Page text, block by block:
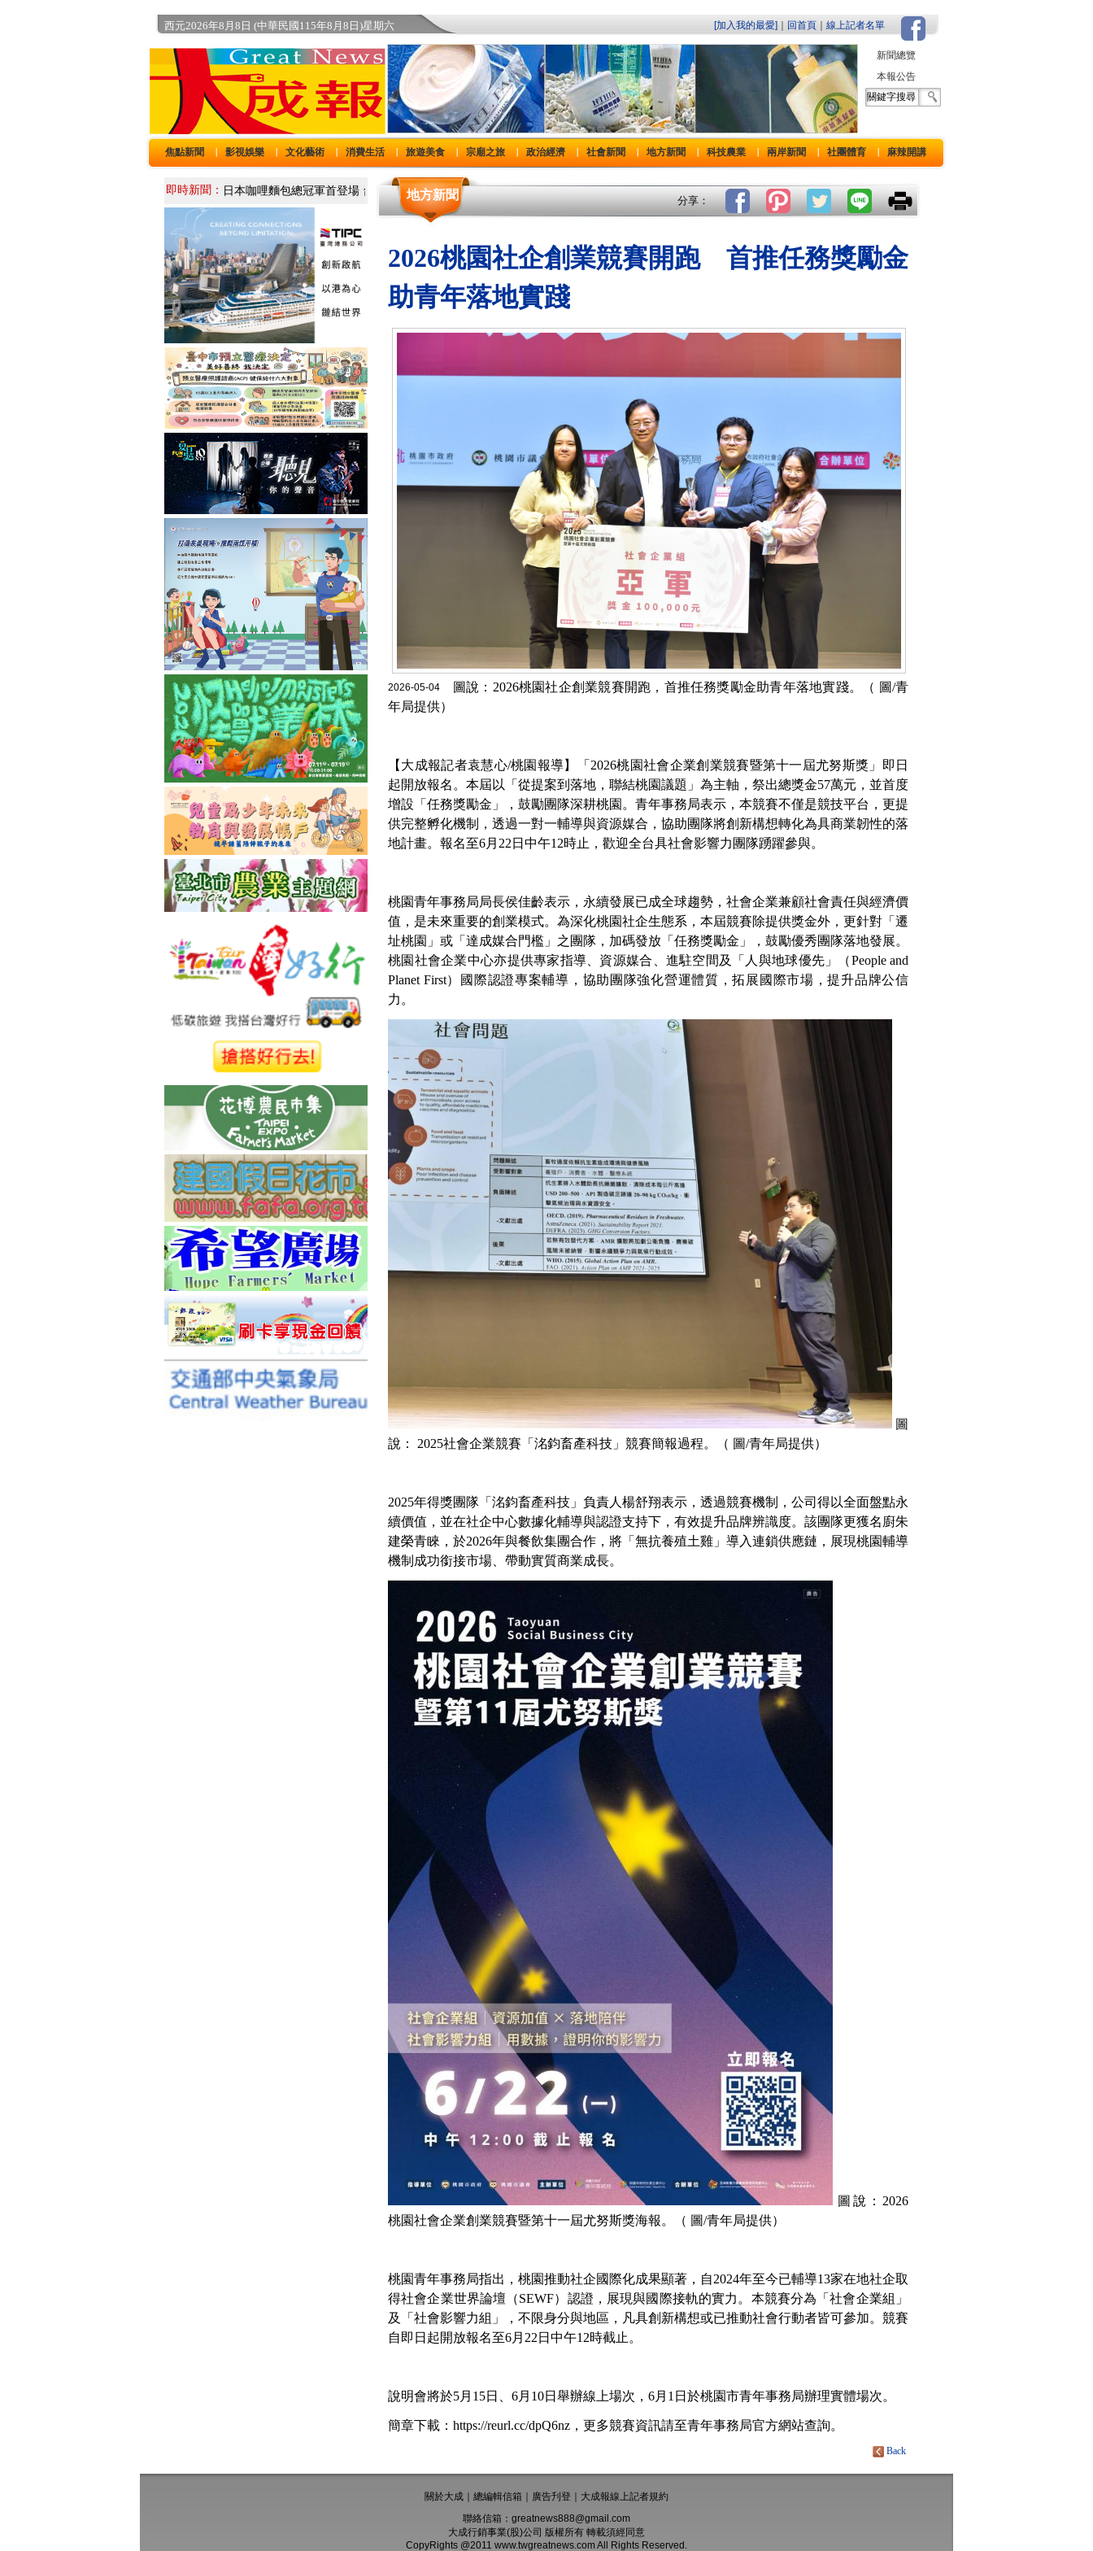
西元2026年8月8日 (中華民國115年8月8日)星期六 [加入我的最愛] 回首頁 線上記者名單
新聞總覽
本報公告
焦點新聞 影視娛樂 文化藝術 消費生活 旅遊美食 宗廟之旅 政治經濟 社會新聞 地方新聞 科技農業 兩岸新聞 社團體育 麻辣開講
即時新聞： 地方新聞 分享：
2026桃園社企創業競賽開跑 首推任務獎勵金
助青年落地實踐
2026-05-04
圖說：2026桃園社企創業競賽開跑，首推任務獎勵金助青年落地實踐。（ 圖/青
年局提供）
【大成報記者袁慧心/桃園報導】「2026桃園社會企業創業競賽暨第十一屆尤努斯獎」即日
起開放報名。本屆以「從提案到落地，聯結桃園議題」為主軸，祭出總獎金57萬元，並首度
增設「任務獎勵金」，鼓勵團隊深耕桃園。青年事務局表示，本競賽不僅是競技平台，更提
供完整孵化機制，透過一對一輔導與資源媒合，協助團隊將創新構想轉化為具商業韌性的落
地計畫。報名至6月22日中午12時止，歡迎全台具社會影響力團隊踴躍參與。
桃園青年事務局局長侯佳齡表示，永續發展已成全球趨勢，社會企業兼顧社會責任與經濟價
值，是未來重要的創業模式。為深化桃園社企生態系，本屆競賽除提供獎金外，更針對「遷
址桃園」或「達成媒合門檻」之團隊，加碼發放「任務獎勵金」，鼓勵優秀團隊落地發展。
桃園社會企業中心亦提供專家指導、資源媒合、進駐空間及「人與地球優先」（People and
Planet First）國際認證專案輔導，協助團隊強化營運體質，拓展國際市場，提升品牌公信
力。
圖
說： 2025社會企業競賽「洺鈞畜產科技」競賽簡報過程。（ 圖/青年局提供）
2025年得獎團隊「洺鈞畜產科技」負責人楊舒翔表示，透過競賽機制，公司得以全面盤點永
續價值，並在社企中心數據化輔導與認證支持下，有效提升品牌辨識度。該團隊更獲名廚朱
建榮青睞，於2026年與餐飲集團合作，將「無抗養殖土雞」導入連鎖供應鏈，展現桃園輔導
機制成功銜接市場、帶動實質商業成長。
圖說：2026
桃園社會企業創業競賽暨第十一屆尤努斯獎海報。（ 圖/青年局提供）
桃園青年事務局指出，桃園推動社企國際化成果顯著，自2024年至今已輔導13家在地社企取
得社會企業世界論壇（SEWF）認證，展現與國際接軌的實力。本競賽分為「社會企業組」
及「社會影響力組」，不限身分與地區，凡具創新構想或已推動社會行動者皆可參加。競賽
自即日起開放報名至6月22日中午12時截止。
說明會將於5月15日、6月10日舉辦線上場次，6月1日於桃園市青年事務局辦理實體場次。
簡章下載：https://reurl.cc/dpQ6nz，更多競賽資訊請至青年事務局官方網站查詢。
Back